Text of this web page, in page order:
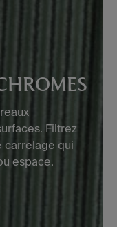
Filtrez
carrelage qui
espace.